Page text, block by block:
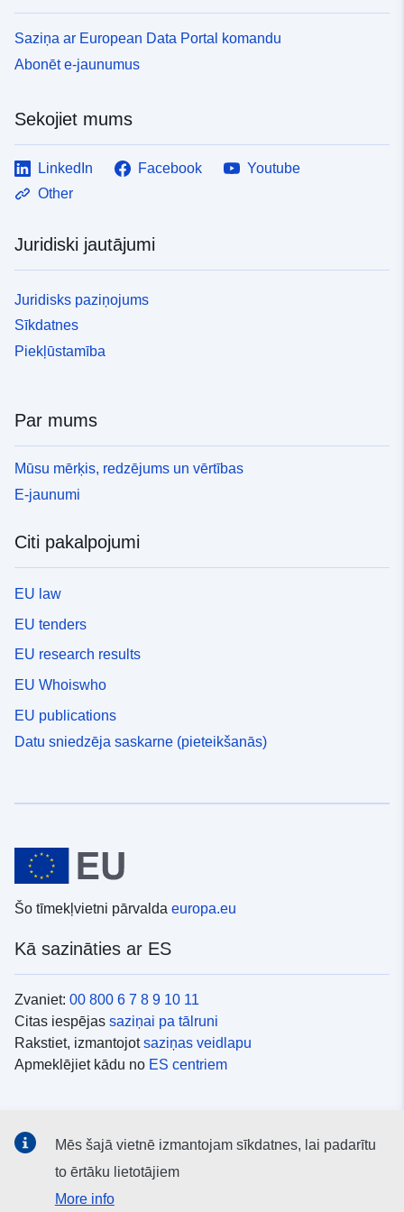
Saziņa ar European Data Portal komandu
Abonēt e-jaunumus
Sekojiet mums
LinkedIn Facebook
Youtube
Other
Juridiski jautājumi
Juridisks paziņojums
Sīkdatnes
Piekļūstamība
Par mums
Mūsu mērķis, redzējums un vērtības
E-jaunumi
Citi pakalpojumi
EU law
EU tenders
EU research results
EU Whoiswho
EU publications
Datu sniedzēja saskarne (pieteikšanās)
Šo tīmekļvietni pārvalda europa.eu
Kā sazināties ar ES
Zvaniet: 00 800 6 7 8 9 10 11
Citas iespējas saziņai pa tālruni
Rakstiet, izmantojotsaziņas veidlapu
Apmeklējiet kādu no ES centriem
ES kontisociālajos medijos
Mēs šajā vietnē izmantojam sīkdatnes, lai padarītu
to ērtāku lietotājiem
More info